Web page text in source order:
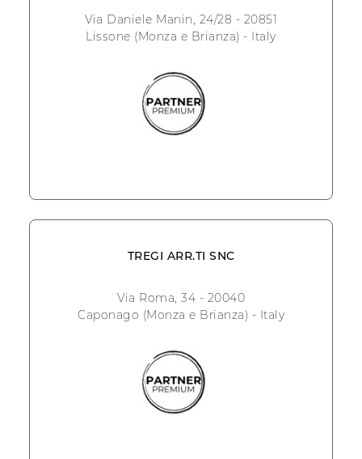
Via Daniele Manin, 24/28 - 20851
Lissone (Monza e Brianza) - Italy
TREGI ARR.TI SNC
Via Roma, 34 - 20040
Caponago (Monza e Brianza) - Italy